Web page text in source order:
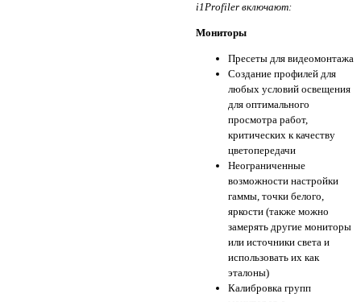
i1Profiler включают:
Мониторы
Пресеты для видеомонтажа
Создание профилей для
любых условий освещения
для оптимального
просмотра работ,
критических к качеству
цветопередачи
Неограниченные
возможности настройки
гаммы, точки белого,
яркости (также можно
замерять другие мониторы
или источники света и
использовать их как
эталоны)
Калибровка групп